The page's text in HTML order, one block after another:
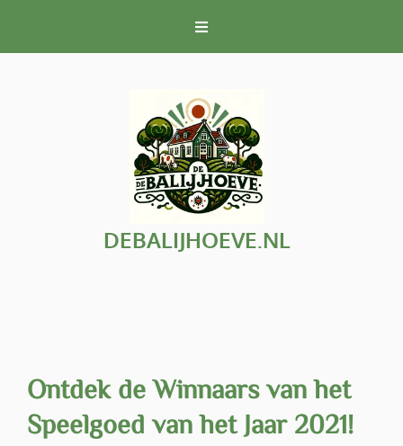
inhoud
DEBALIJHOEVE.NL
Ontdek de Winnaars van het
Speelgoed van het Jaar 2021!